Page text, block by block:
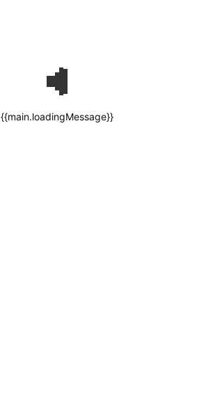
{{main.loadingMessage}}